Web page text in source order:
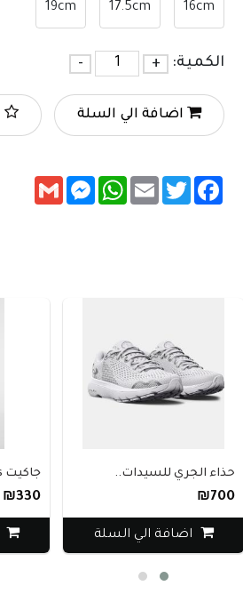
16cm
17.5cm
19cm
الكمية: +
-
اضافة الي السلة
Facebook
Twitter
Email
WhatsApp
Messenger
Gmail
حذاء الجري للسيدات..
₪700
اضافة الي السلة
جاكيت stradivarius ..
₪330